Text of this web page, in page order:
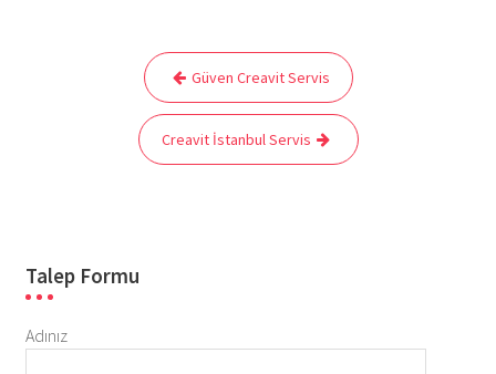
gezinmesi
Güven Creavit Servis
Creavit İstanbul Servis
Talep Formu
Adınız